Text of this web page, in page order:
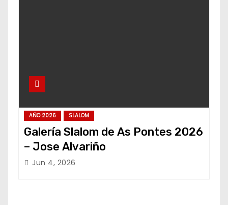
AÑO 2026 SLALOM
Galería Slalom de As Pontes 2026
– Jose Alvariño
Jun 4, 2026